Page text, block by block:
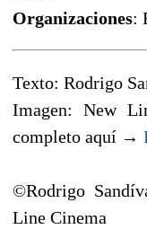
Organizaciones:
Texto: Rodrigo
Imagen: New
completo aquí →
©Rodrigo
Line Cinema